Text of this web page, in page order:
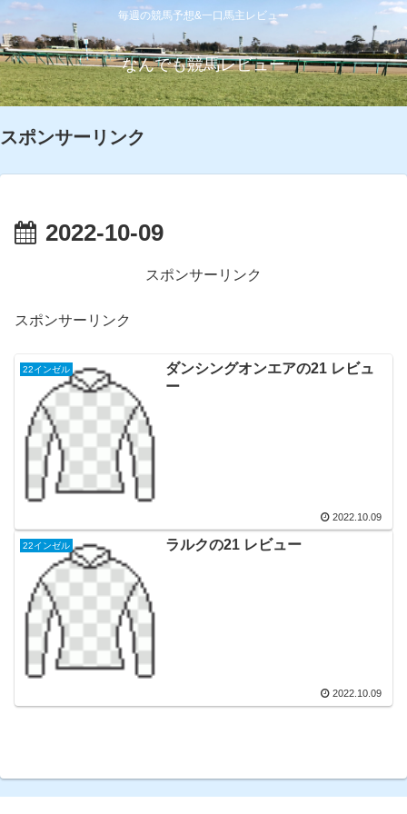
毎週の競馬予想&一口馬主レビュー
なんでも競馬レビュー
スポンサーリンク
2022-10-09
スポンサーリンク
スポンサーリンク
22インゼル
ダンシングオンエアの21 レビュ
ー
2022.10.09
22インゼル ラルクの21 レビュー
2022.10.09